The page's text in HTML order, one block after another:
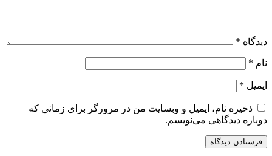
دیدگاه *
نام *
ایمیل *
ذخیره نام، ایمیل و وبسایت من در مرورگر برای زمانی که
دوباره دیدگاهی می‌نویسم.